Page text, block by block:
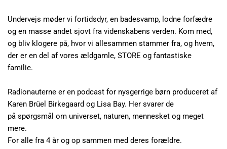
Undervejs møder vi fortidsdyr, en badesvamp, lodne forfædre
og en masse andet sjovt fra videnskabens verden. Kom med,
og bliv klogere på, hvor vi allesammen stammer fra, og hvem,
der er en del af vores ældgamle, STORE og fantastiske
familie.
Radionauterne er en podcast for nysgerrige børn produceret af
Karen Brüel Birkegaard og Lisa Bay. Her svarer de
på spørgsmål om universet, naturen, mennesket og meget
mere.
For alle fra 4 år og op sammen med deres forældre.